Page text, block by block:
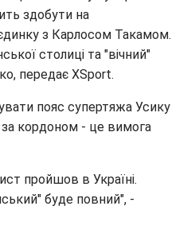
здобути на
з Карлосом Такамом.
столиці та "вічний"
передає XSport.
пояс супертяжа Усику
кордоном - це вимога
пройшов в Україні.
буде повний", -